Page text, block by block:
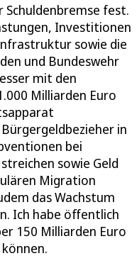
Schuldenbremse fest.
Investitionen
sowie die
und Bundeswehr
mit den
Milliarden Euro
in
bei
sowie Geld
Migration
das Wachstum
Ich habe öffentlich
150 Milliarden Euro